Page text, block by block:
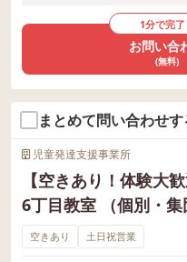
1分で完了
お問い合
(無料)
まとめて問い合わせす
児童発達支援事業所
【空きあり！体験大
6丁目教室 （個別・集
空きあり 土日祝営業